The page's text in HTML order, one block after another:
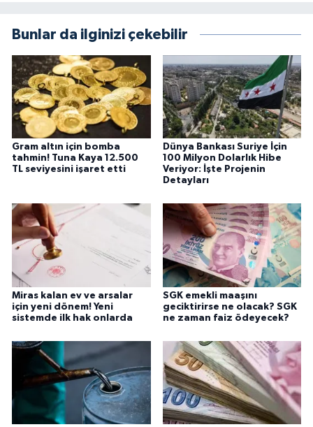
Bunlar da ilginizi çekebilir
Gram altın için bomba
tahmin! Tuna Kaya 12.500
TL seviyesini işaret etti
Dünya Bankası Suriye İçin
100 Milyon Dolarlık Hibe
Veriyor: İşte Projenin
Detayları
Miras kalan ev ve arsalar
için yeni dönem! Yeni
sistemde ilk hak onlarda
SGK emekli maaşını
geciktirirse ne olacak? SGK
ne zaman faiz ödeyecek?